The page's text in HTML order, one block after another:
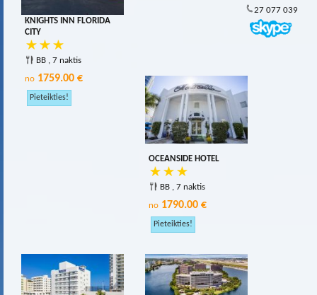
27 077 039
KNIGHTS INN FLORIDA
CITY
BB , 7 naktis
no 1759.00 €
OCEANSIDE HOTEL
BB , 7 naktis
no 1790.00 €